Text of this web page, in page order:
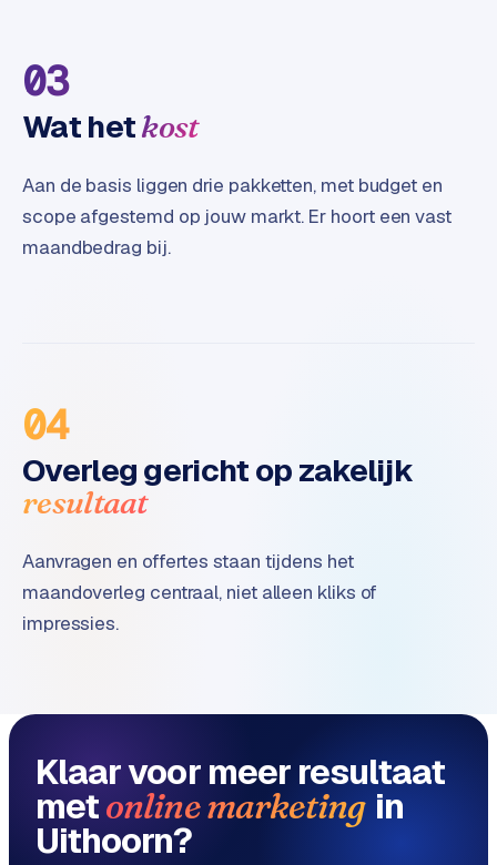
n
B
B
R
e
t
t
-
s
t
r
e
03
Wat hetkost
Aan de basis liggen drie pakketten, met budget en
scope afgestemd op jouw markt. Er hoort een vast
maandbedrag bij.
04
Overleg gericht op zakelijk
resultaat
Aanvragen en offertes staan tijdens het
maandoverleg centraal, niet alleen kliks of
impressies.
Klaar voor meer resultaat
metonline marketing in
Uithoorn?